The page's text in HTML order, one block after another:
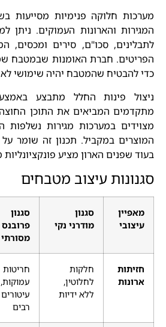
מערכות חלוקה פנימיות מסייעות
המגירות והארונות העמוקים. ניתן
לתבלינים, סכו"ם, סירים ומכסים,
הפריטים. חברת האומנות שבמטבח
כדי להבטיח שהמטבח יהיה שימושי
ניצול פינות החלל מתבצע
מתקדמים המביאים את התוכן החוצה.
מצוידים במערכות מגירות
המוצרים במקביל. תכנון זה שומר על
בעוד שפנים הארון מציע
סגנונות עיצוב מטבחים
מאפיין
עיצובי
סגנון
מודרני נקי
סגנון
פרובנס
מסורתי
חזיתות
ארונות
חלקות
לחלוטין,
ללא ידיות
חריטות
עמוקות,
עיטורים
רבים